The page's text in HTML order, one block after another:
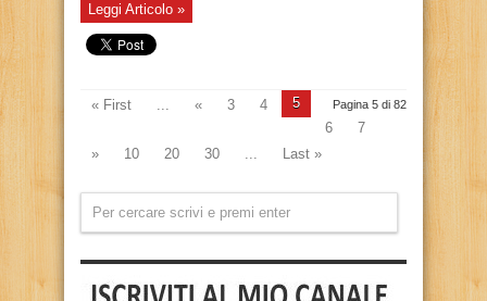
Leggi Articolo »
Pagina 5 di 82
« First ... « 3 4
5
6
7
»
10 20 30 ... Last »